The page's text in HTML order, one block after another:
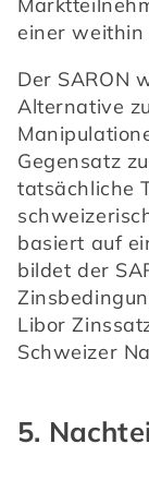
einer weithin
Der SARON
Alternative
Gegensatz
tatsächliche
basiert auf
bildet der
Libor
Schweizer
5.